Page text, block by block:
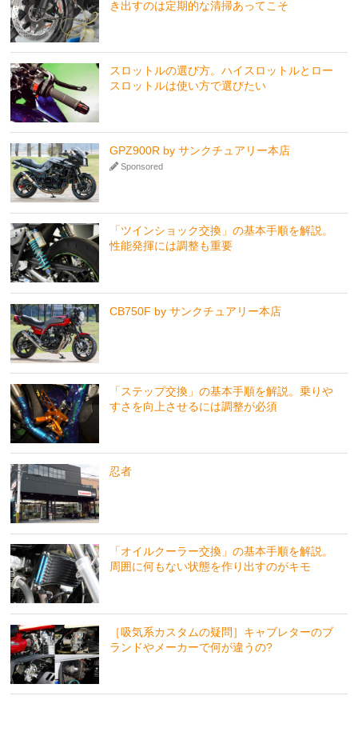
き出すのは定期的な清掃あってこそ
スロットルの選び方。ハイスロットルとロー
スロットルは使い方で選びたい
GPZ900R by サンクチュアリー本店
Sponsored
「ツインショック交換」の基本手順を解説。
性能発揮には調整も重要
CB750F by サンクチュアリー本店
「ステップ交換」の基本手順を解説。乗りや
すさを向上させるには調整が必須
忍者
「オイルクーラー交換」の基本手順を解説。
周囲に何もない状態を作り出すのがキモ
［吸気系カスタムの疑問］キャブレターのブ
ランドやメーカーで何が違うの?